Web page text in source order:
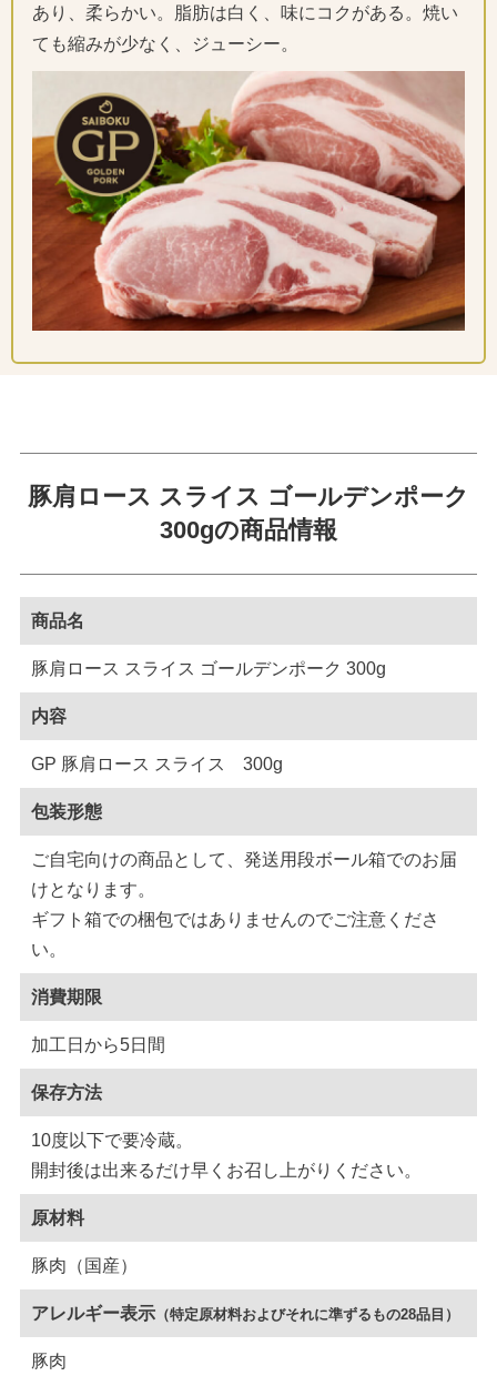
あり、柔らかい。脂肪は白く、味にコクがある。焼い
ても縮みが少なく、ジューシー。
豚肩ロース スライス ゴールデンポーク
300gの商品情報
商品名
豚肩ロース スライス ゴールデンポーク 300g
内容
GP 豚肩ロース スライス 300g
包装形態
ご自宅向けの商品として、発送用段ボール箱でのお届
けとなります。
ギフト箱での梱包ではありませんのでご注意くださ
い。
消費期限
加工日から5日間
保存方法
10度以下で要冷蔵。
開封後は出来るだけ早くお召し上がりください。
原材料
豚肉（国産）
アレルギー表示 （特定原材料およびそれに準ずるもの28品目）
豚肉